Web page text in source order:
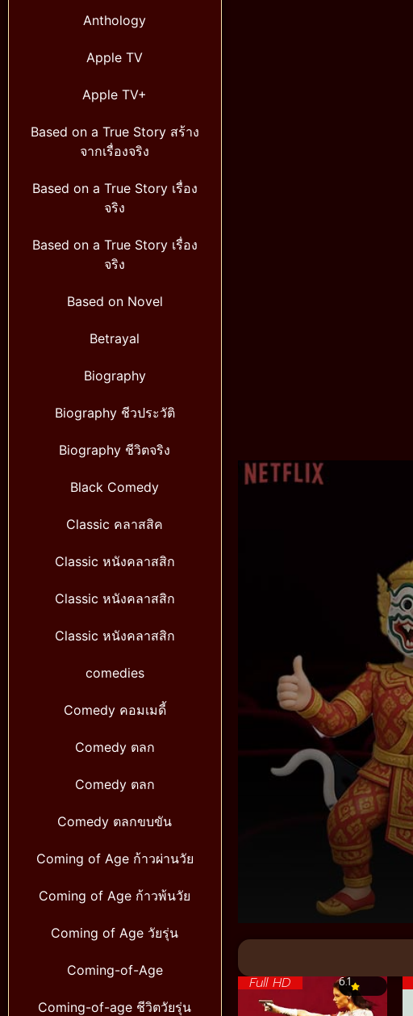
Anthology
Apple TV
Apple TV+
Based on a True Story สร้าง
จากเรื่องจริง
Based on a True Story เรื่อง
จริง
Based on a True Story เรื่อง
จริง
Based on Novel
Betrayal
Biography
Biography ชีวประวัติ
Biography ชีวิตจริง
Black Comedy
Classic คลาสสิค
Classic หนังคลาสสิก
Classic หนังคลาสสิก
Classic หนังคลาสสิก
comedies
Comedy คอมเมดี้
Comedy ตลก
Comedy ตลก
Comedy ตลกขบขัน
Coming of Age ก้าวผ่านวัย
Coming of Age ก้าวพ้นวัย
Coming of Age วัยรุ่น
Coming-of-Age
Coming-of-age ชีวิตวัยรุ่น
90%
Full HD 6.1